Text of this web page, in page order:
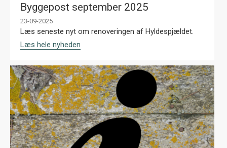
Byggepost september 2025
23-09-2025
Læs seneste nyt om renoveringen af Hyldespjældet.
Læs hele nyheden